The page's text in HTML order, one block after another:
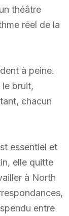
théâtre
réel de la
à peine.
bruit,
chacun
essentiel et
elle quitte
à North
entre